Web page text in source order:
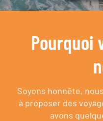
Pourquoi
Soyons honnête,
à proposer des
avons